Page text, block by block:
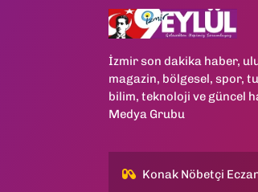
İzmir son dakika haber,
magazin, bölgesel, spor,
bilim, teknoloji ve güncel
Medya Grubu
Konak Nöbetçi